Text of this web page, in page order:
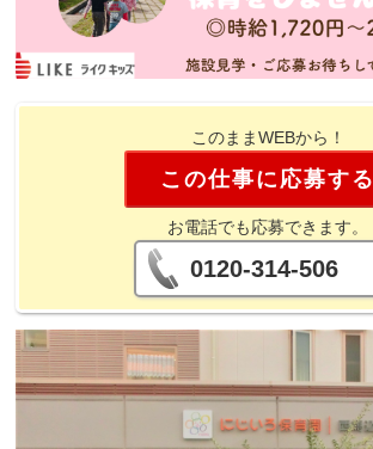
このままWEBから！
この仕事に応募する
お電話でも応募できます。
0120-314-506